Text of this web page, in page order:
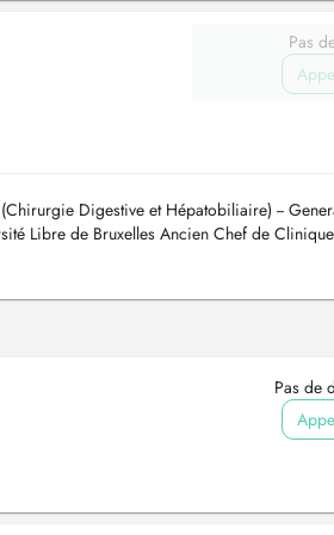
Pas
Digestive et Hépatobiliaire) --
Libre de Bruxelles Ancien Chef de
Pas de